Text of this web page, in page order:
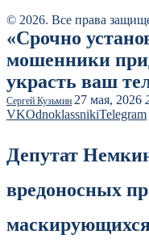
© 2026. Все права
«Срочно
мошенники
украсть ваш
Сергей Кузьмин 27 мая, 2026
VKOdnoklassnikiTelegram
Депутат
вредоносных